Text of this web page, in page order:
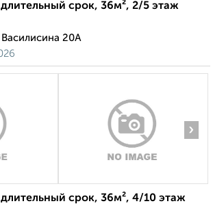
срок, 36м², 2/5 этаж
20А
›
срок, 36м², 4/10 этаж